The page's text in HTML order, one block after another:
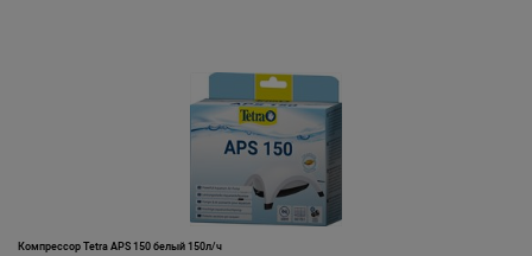
Компрессор Tetra АРS 150 белый 150л/ч